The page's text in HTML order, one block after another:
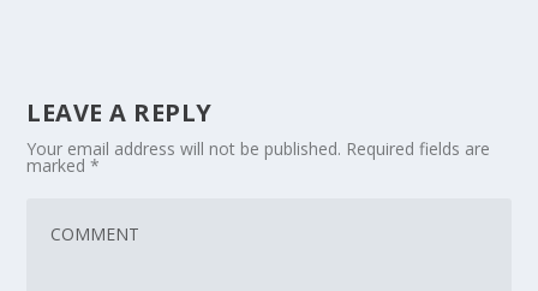
LEAVE A REPLY
Your email address will not be published. Required fields are
marked*